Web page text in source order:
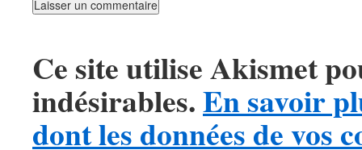
Ce site utilise Akismet
indésirables.En savoir
dont les données de vos